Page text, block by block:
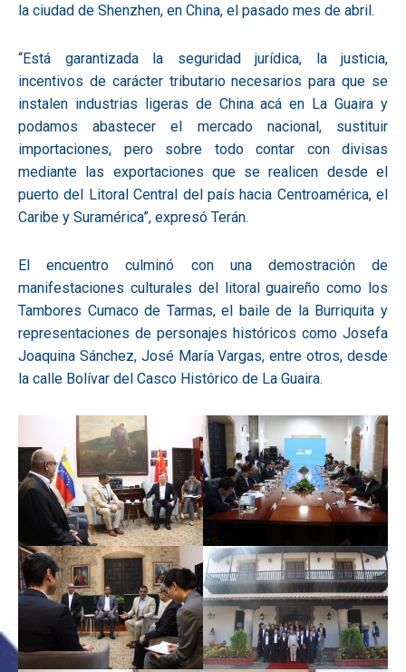
la ciudad de Shenzhen, en China, el pasado mes de abril.
“Está garantizada la seguridad jurídica, la justicia,
incentivos de carácter tributario necesarios para que se
instalen industrias ligeras de China acá en La Guaira y
podamos abastecer el mercado nacional, sustituir
importaciones, pero sobre todo contar con divisas
mediante las exportaciones que se realicen desde el
puerto del Litoral Central del país hacia Centroamérica, el
Caribe y Suramérica”, expresó Terán.
El encuentro culminó con una demostración de
manifestaciones culturales del litoral guaireño como los
Tambores Cumaco de Tarmas, el baile de la Burriquita y
representaciones de personajes históricos como Josefa
Joaquina Sánchez, José María Vargas, entre otros, desde
la calle Bolívar del Casco Histórico de La Guaira.